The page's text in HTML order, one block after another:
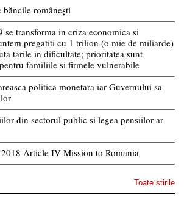
băncile românești
transforma in criza economica si
pregatiti cu 1 trilion (o mie de miliarde)
tarile in dificultate; prioritatea sunt
familiile si firmele vulnerabile
politica monetara iar Guvernului sa
din sectorul public si legea pensiilor ar
Article IV Mission to Romania
Toate stirile